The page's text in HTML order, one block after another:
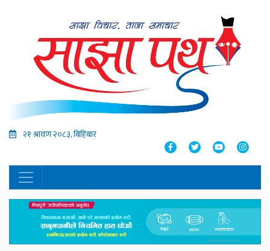
२१ श्रावण २०८३, बिहिबार